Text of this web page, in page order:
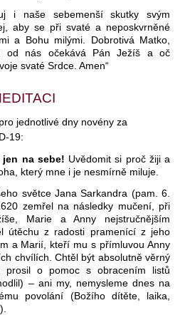
i naše sebemenší skutky svým
aby se při svaté a neposkvrněné
a Bohu milými. Dobrotivá Matko,
od nás očekává Pán Ježíš a oč
svaté Srdce. Amen“
jednotlivé dny novény za
19:
jen na sebe! Uvědomit si proč žiji a
který mne i je nesmírně miluje.
světce Jana Sarkandra (pam. 6.
zemřel na následky mučení, při
Marie a Anny nejstručnějším
útěchu z radosti pramenící z jeho
a Marií, kteří mu s přímluvou Anny
chvílích. Chtěl být absolutně věrný
prosil o pomoc s obracením listů
– ani my, nemysleme dnes na
povolání (Božího dítěte, laika,